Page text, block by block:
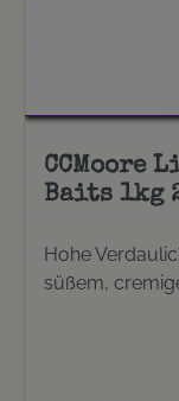
CCMoore
Baits 1kg
Hohe
süßem,